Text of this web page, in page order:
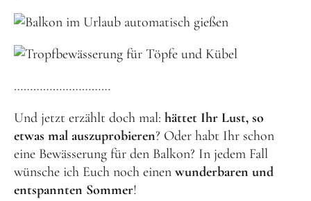
…………………………
Und jetzt erzählt doch mal: hättet Ihr Lust, so
etwas mal auszuprobieren? Oder habt Ihr schon
eine Bewässerung für den Balkon? In jedem Fall
wünsche ich Euch noch einen wunderbaren und
entspannten Sommer!